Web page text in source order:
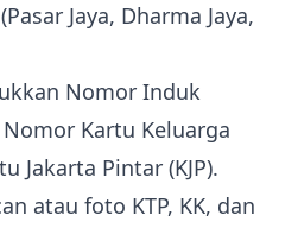
Jaya, Dharma Jaya,
Nomor Induk
Kartu Keluarga
Jakarta Pintar (KJP).
atau foto KTP, KK, dan